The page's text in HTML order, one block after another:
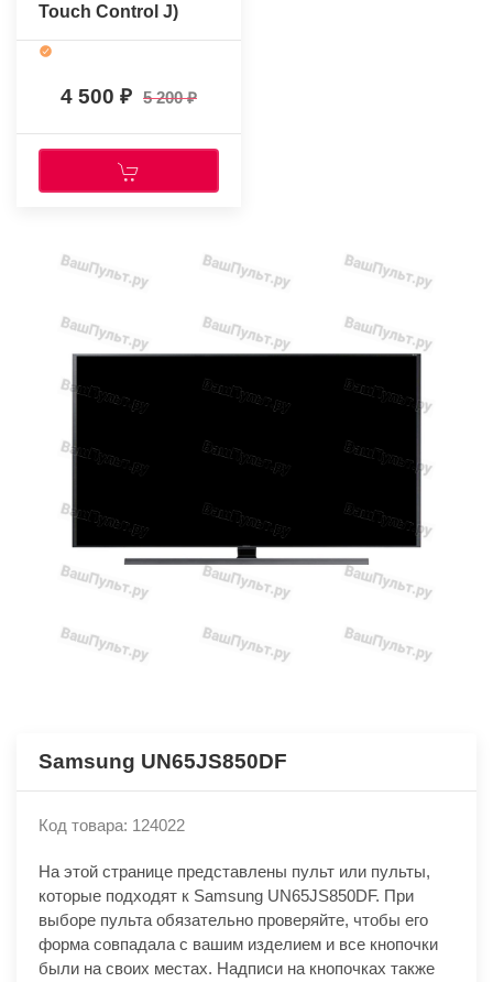
Touch Control J)
(оригинальный)
4 500 5 200
Samsung UN65JS850DF
Код товара: 124022
На этой странице представлены пульт или пульты,
которые подходят к Samsung UN65JS850DF. При
выборе пульта обязательно проверяйте, чтобы его
форма совпадала с вашим изделием и все кнопочки
были на своих местах. Надписи на кнопочках также